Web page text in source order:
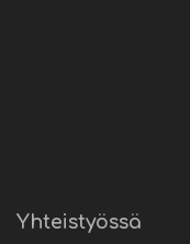
Yhteistyössä